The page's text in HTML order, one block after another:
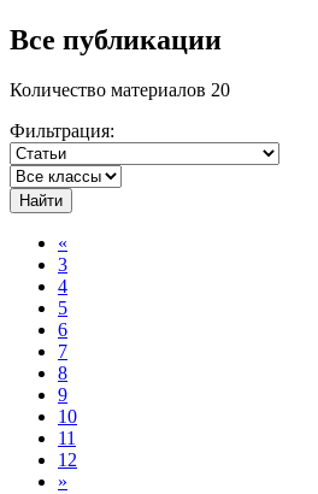
Все публикации
Количество материалов 20
Фильтрация:
Найти
«
3
4
5
6
7
8
9
10
11
12
»